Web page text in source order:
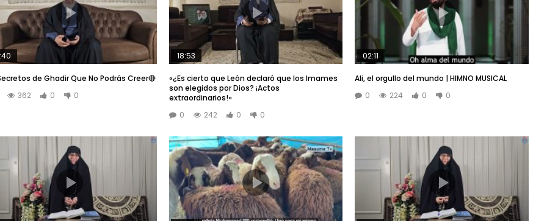
de Ghadir Que No Podrás Creer🔴
362
0 0
18:53
«¿Es cierto que León declaró que los Imames
son elegidos por Dios? ¡Actos
extraordinarios!»
0
242 0 0
02:11
Ali, el orgullo del mundo | HIMNO MUSICAL
0
224 0 0